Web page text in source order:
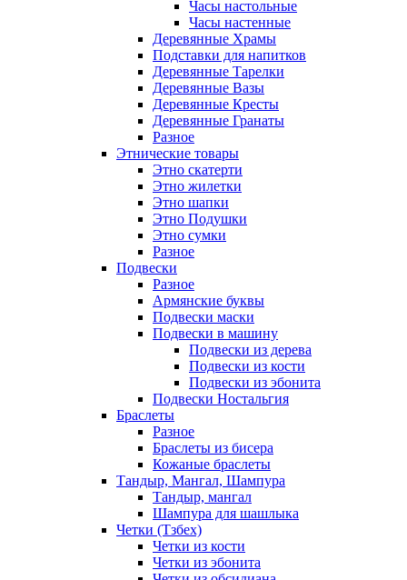
Часы настольные
Часы настенные
Деревянные Храмы
Подставки для напитков
Деревянные Тарелки
Деревянные Вазы
Деревянные Кресты
Деревянные Гранаты
Разное
Этнические товары
Этно скатерти
Этно жилетки
Этно шапки
Этно Подушки
Этно сумки
Разное
Подвески
Разное
Армянские буквы
Подвески маски
Подвески в машину
Подвески из дерева
Подвески из кости
Подвески из эбонита
Подвески Ностальгия
Браслеты
Разное
Браслеты из бисера
Кожаные браслеты
Тандыр, Мангал, Шампура
Тандыр, мангал
Шампура для шашлыка
Четки (Тзбех)
Четки из кости
Четки из эбонита